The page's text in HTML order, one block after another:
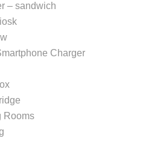
– sandwich
Charger
Rooms